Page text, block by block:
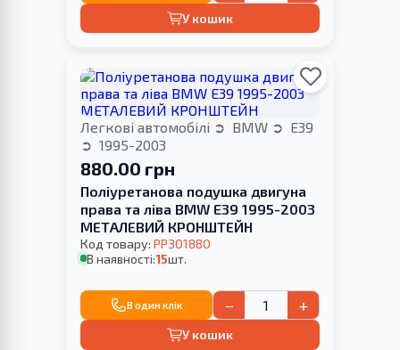
У кошик
Легкові автомобілі BMW
E39
1995-2003
880.00 грн
Поліуретанова подушка двигуна
права та ліва BMW E39 1995-2003
МЕТАЛЕВИЙ КРОНШТЕЙН
Код товару: PP301880
В наявності:15шт.
В один клік − +
У кошик